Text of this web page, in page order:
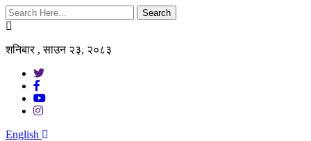
Search
शनिबार , साउन २३, २०८३
English